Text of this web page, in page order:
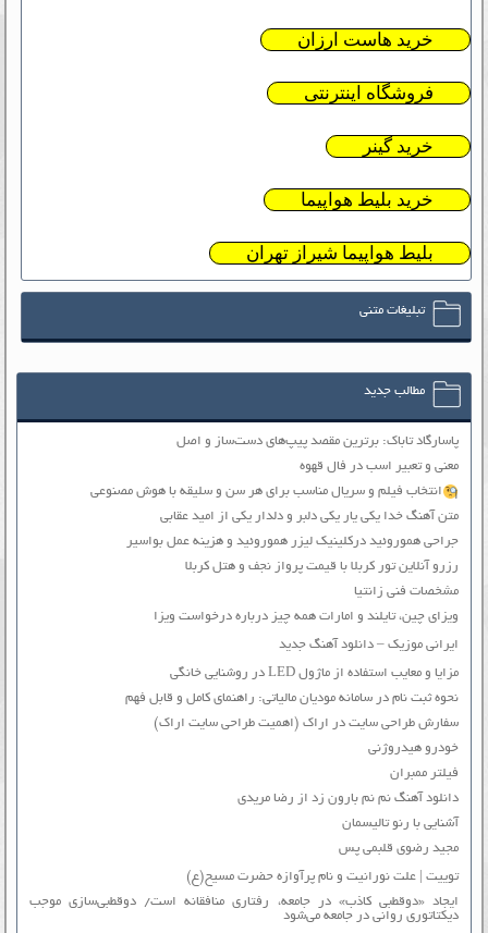
خرید هاست ارزان
فروشگاه اینترنتی
خرید گینر
خرید بلیط هواپیما
بلیط هواپیما شیراز تهران
تبلیغات متنی
مطالب جدید
پاسارگاد تاباک: برترین مقصد پیپ‌های دست‌ساز و اصل
معنی و تعبیر اسب در فال قهوه
انتخاب فیلم و سریال مناسب برای هر سن و سلیقه با هوش مصنوعی
متن آهنگ خدا یکی یار یکی دلبر و دلدار یکی از امید عقابی
جراحی هموروئید درکلینیک لیزر هموروئید و هزینه عمل بواسیر
رزرو آنلاین تور کربلا با قیمت پرواز نجف و هتل کربلا
مشخصات فنی زانتیا
ویزای چین، تایلند و امارات همه چیز درباره درخواست ویزا
ایرانی موزیک – دانلود آهنگ جدید
مزایا و معایب استفاده از ماژول LED در روشنایی خانگی
نحوه ثبت نام در سامانه مودیان مالیاتی: راهنمای کامل و قابل فهم
سفارش طراحی سایت در اراک (اهمیت طراحی سایت اراک)
خودرو هیدروژنی
فیلتر ممبران
دانلود آهنگ نم نم بارون زد از رضا مریدی
آشنایی با رنو تالیسمان
مجید رضوی قلبمی پس
توییت | علت نورانیت و نام پرآوازه حضرت مسیح(ع)
ایجاد «دوقطبی کاذب» در جامعه، رفتاری منافقانه است/ دوقطبی‌سازی موجب
دیکتاتوری روانی در جامعه می‌شود